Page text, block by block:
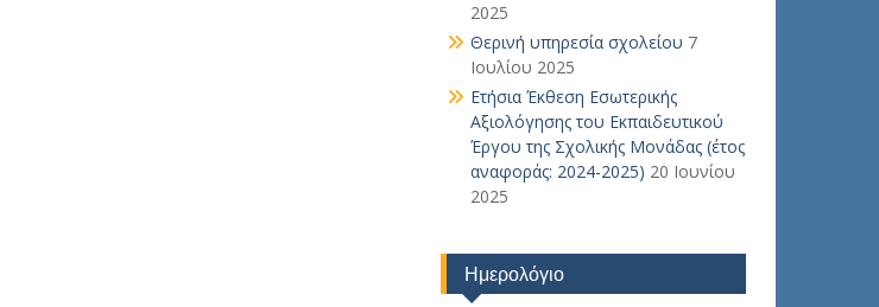
2025
Θερινή υπηρεσία σχολείου 7
Ιουλίου 2025
Ετήσια Έκθεση Εσωτερικής
Αξιολόγησης του Εκπαιδευτικού
Έργου της Σχολικής Μονάδας (έτος
αναφοράς: 2024-2025) 20 Ιουνίου
2025
Ημερολόγιο